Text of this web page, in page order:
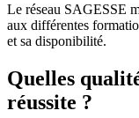
Le réseau SAGESSE
aux différentes
et sa disponibilité.
Quelles
réussite ?